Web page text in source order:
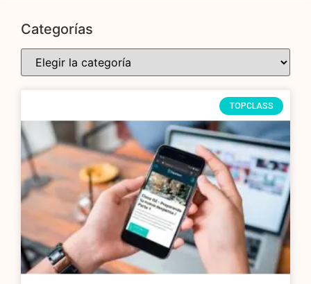
Categorías
TOPCLASS